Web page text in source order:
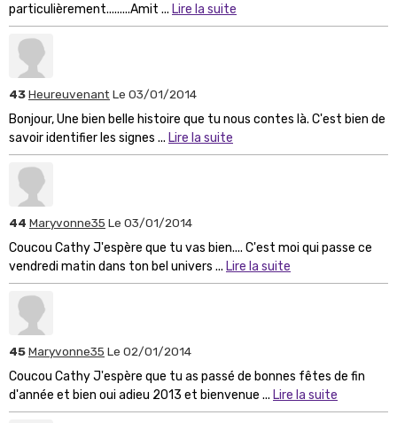
particulièrement.........Amit ... Lire la suite
43Heureuvenant Le 03/01/2014
Bonjour, Une bien belle histoire que tu nous contes là. C'est bien de
savoir identifier les signes ... Lire la suite
44 Maryvonne35 Le 03/01/2014
Coucou Cathy J'espère que tu vas bien.... C'est moi qui passe ce
vendredi matin dans ton bel univers ... Lire la suite
45Maryvonne35 Le 02/01/2014
Coucou Cathy J'espère que tu as passé de bonnes fêtes de fin
d'année et bien oui adieu 2013 et bienvenue ... Lire la suite